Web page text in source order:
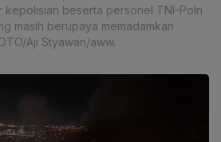
kepolisian beserta personel TNI-Polri
masih berupaya memadamkan
Aji Styawan/aww.